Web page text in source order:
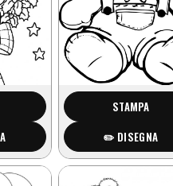
STAMPA
✏️ DISEGNA